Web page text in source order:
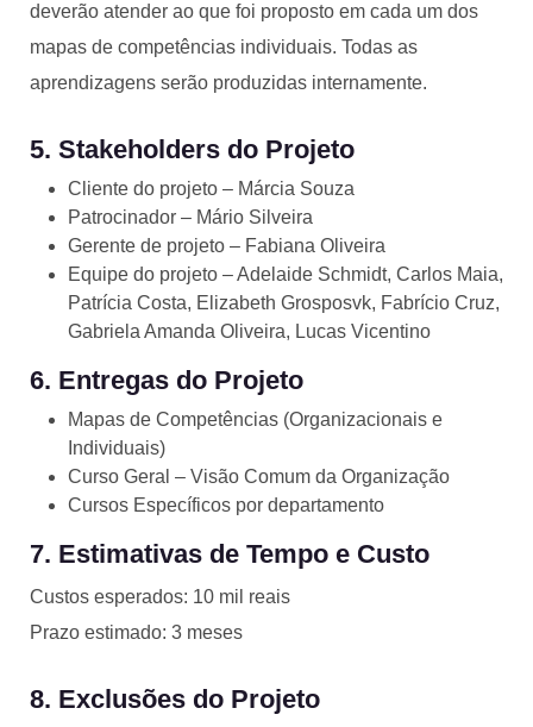
deverão atender ao que foi proposto em cada um dos
mapas de competências individuais. Todas as
aprendizagens serão produzidas internamente.
5. Stakeholders do Projeto
Cliente do projeto – Márcia Souza
Patrocinador – Mário Silveira
Gerente de projeto – Fabiana Oliveira
Equipe do projeto – Adelaide Schmidt, Carlos Maia,
Patrícia Costa, Elizabeth Grosposvk, Fabrício Cruz,
Gabriela Amanda Oliveira, Lucas Vicentino
6. Entregas do Projeto
Mapas de Competências (Organizacionais e
Individuais)
Curso Geral – Visão Comum da Organização
Cursos Específicos por departamento
7. Estimativas de Tempo e Custo
Custos esperados: 10 mil reais
Prazo estimado: 3 meses
8. Exclusões do Projeto